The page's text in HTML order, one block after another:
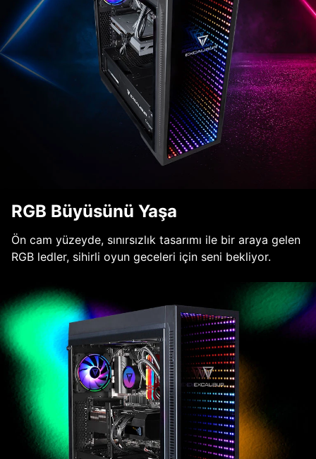
RGB Büyüsünü Yaşa
Ön cam yüzeyde, sınırsızlık tasarımı ile bir araya gelen
RGB ledler, sihirli oyun geceleri için seni bekliyor.